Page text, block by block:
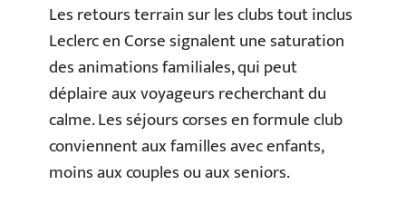
Les retours terrain sur les clubs tout inclus
Leclerc en Corse signalent une saturation
des animations familiales, qui peut
déplaire aux voyageurs recherchant du
calme. Les séjours corses en formule club
conviennent aux familles avec enfants,
moins aux couples ou aux seniors.